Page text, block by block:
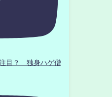
目？ 独身ハゲ僧